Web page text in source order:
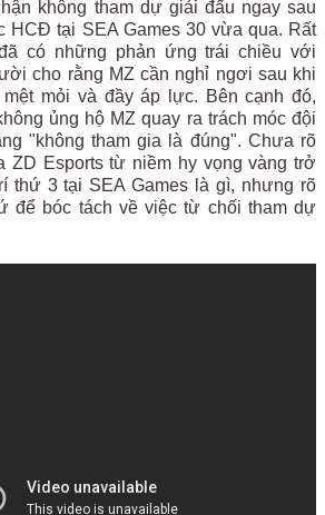
không tham dự giải đấu ngay sau
HCĐ tại SEA Games 30 vừa qua. Rất
có những phản ứng trái chiều với
cho rằng MZ cần nghỉ ngơi sau khi
mỏi và đầy áp lực. Bên cạnh đó,
ủng hộ MZ quay ra trách móc đội
"không tham gia là đúng". Chưa rõ
ZD Esports từ niềm hy vọng vàng trở
thứ 3 tại SEA Games là gì, nhưng rõ
để bóc tách về việc từ chối tham dự